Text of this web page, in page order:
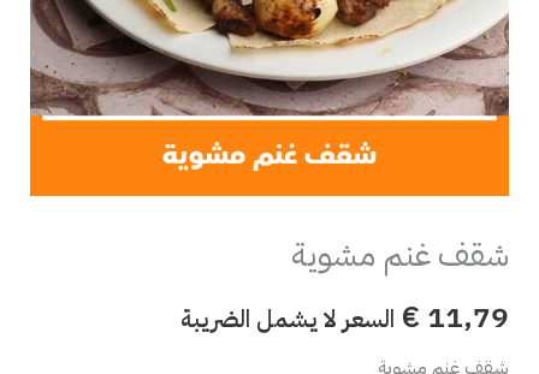
شقف غنم مشوية
€ 11,79 السعر لا يشمل الضريبة
شقف غنم مشوية